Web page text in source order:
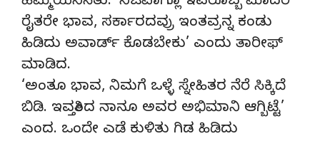
ರೈತರೇ ಭಾವ, ಸರ್ಕಾರದವ್ರು ಇಂತವ್ರನ್ನ ಕಂಡು
ಹಿಡಿದು ಅವಾರ್ಡ್ ಕೊಡಬೇಕು’ ಎಂದು ತಾರೀಫ್
ಮಾಡಿದ.
‘ಅಂತೂ ಭಾವ, ನಿಮಗೆ ಒಳ್ಳೆ ಸ್ನೇಹಿತರ ನೆರೆ ಸಿಕ್ಕಿದೆ
ಬಿಡಿ. ಇವತ್ತಿಂದ ನಾನೂ ಅವರ ಅಭಿಮಾನಿ ಆಗ್ಬಿಟ್ಟೆ’
ಎಂದ. ಒಂದೇ ಎಡೆ ಕುಳಿತು ಗಿಡ ಹಿಡಿದು